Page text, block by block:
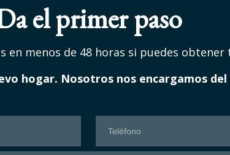
el primer paso
en menos de 48 horas si puedes
hogar. Nosotros nos encargamos